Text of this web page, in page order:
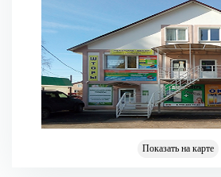
Показать на карте